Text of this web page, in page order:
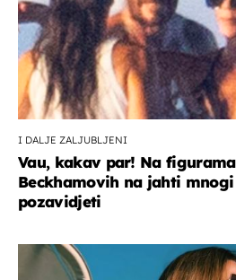
I DALJE ZALJUBLJENI
Vau, kakav par! Na
Beckhamovih na jahti
pozavidjeti